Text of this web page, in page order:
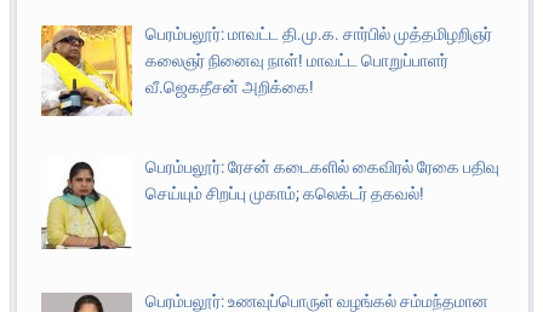
பெரம்பலூர்: மாவட்ட தி.மு.க. சார்பில் முத்தமிழறிஞர்
கலைஞர் நினைவு நாள்! மாவட்ட பொறுப்பாளர்
வீ.ஜெகதீசன் அறிக்கை!
பெரம்பலூர்: ரேசன் கடைகளில் கைவிரல் ரேகை பதிவு
செய்யும் சிறப்பு முகாம்; கலெக்டர் தகவல்!
பெரம்பலூர்: உணவுப்பொருள் வழங்கல் சம்மந்தமான